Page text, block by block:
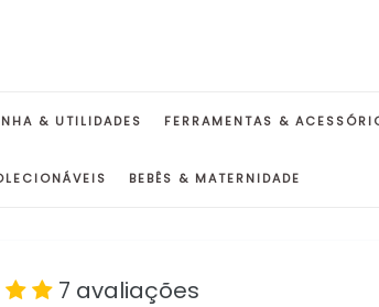
& UTILIDADES FERRAMENTAS &
BEBÊS & MATERNIDADE
7 avaliações